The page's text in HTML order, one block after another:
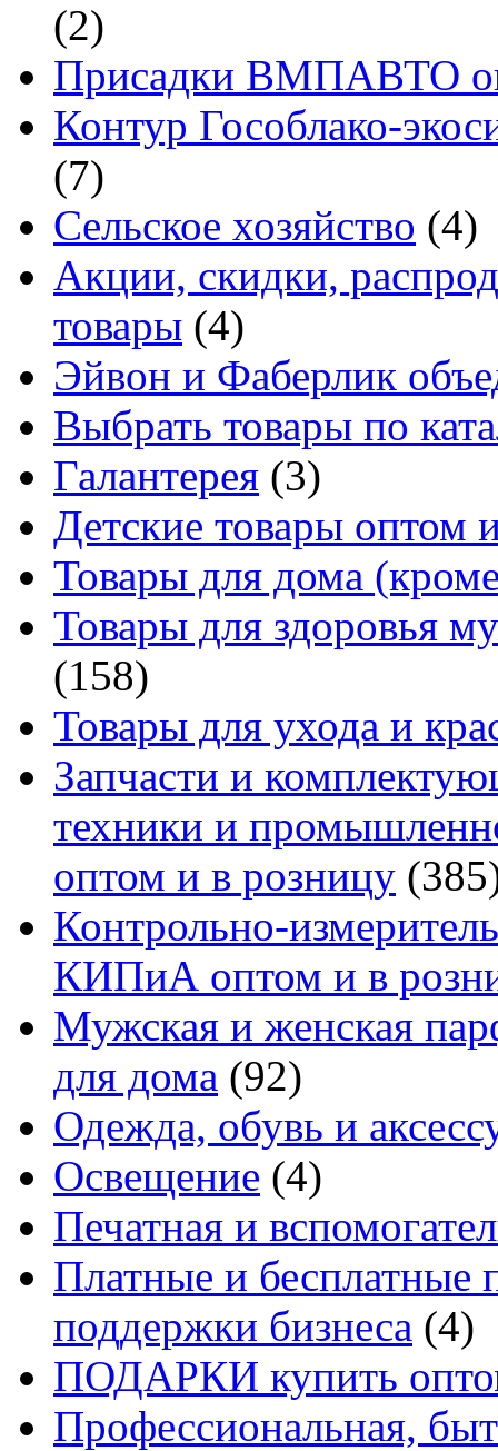
(2)
Присадки ВМПАВТО
Контур Гособлако-
(7)
Сельское хозяйство (4)
Акции, скидки,
товары (4)
Эйвон и Фаберлик
Выбрать товары по
Галантерея (3)
Детские товары оптом
Товары для дома
Товары для здоровья
(158)
Товары для ухода и
Запчасти и
техники и
оптом и в розницу
Контрольно-
КИПиА оптом и в
Мужская и женская
для дома (92)
Одежда, обувь и
Освещение (4)
Печатная и
Платные и бесплатные
поддержки бизнеса (4)
ПОДАРКИ купить
Профессиональная,